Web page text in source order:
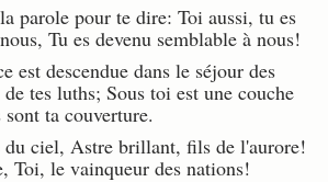
parole pour te dire: Toi aussi, tu es
Tu es devenu semblable à nous!
est descendue dans le séjour des
tes luths; Sous toi est une couche
ta couverture.
du ciel, Astre brillant, fils de l'aurore!
Toi, le vainqueur des nations!